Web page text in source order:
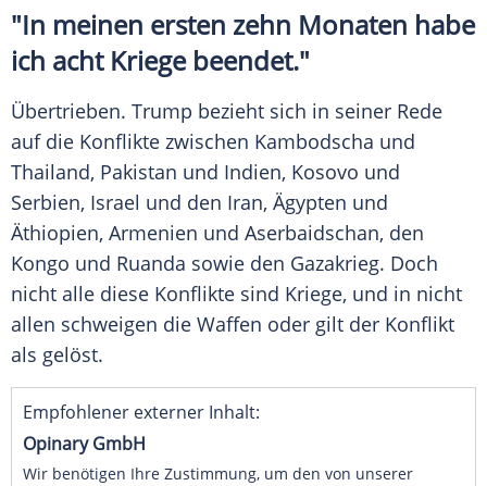
"In meinen ersten zehn Monaten habe
ich acht Kriege beendet."
Übertrieben. Trump bezieht sich in seiner Rede
auf die Konflikte zwischen Kambodscha und
Thailand, Pakistan und Indien, Kosovo und
Serbien, Israel und den Iran, Ägypten und
Äthiopien, Armenien und Aserbaidschan, den
Kongo und Ruanda sowie den Gazakrieg. Doch
nicht alle diese Konflikte sind Kriege, und in nicht
allen schweigen die Waffen oder gilt der Konflikt
als gelöst.
Empfohlener externer Inhalt:
Opinary GmbH
Wir benötigen Ihre Zustimmung, um den von unserer